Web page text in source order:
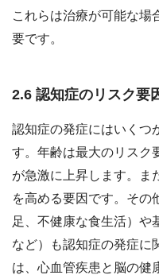
これらは治療が可能な場
要です。
2.6 認知症のリスク要
認知症の発症にはいくつ
す。年齢は最大のリスク
が急激に上昇します。ま
を高める要因です。その
足、不健康な食生活）や
など）も認知症の発症に
は、心血管疾患と脳の健